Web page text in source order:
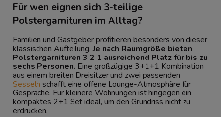
Für wen eignen sich 3-teilige
Polstergarnituren im Alltag?
Familien und Gastgeber profitieren besonders von dieser
klassischen Aufteilung.Je nach Raumgröße bieten
Polstergarnituren 3 2 1 ausreichend Platz für bis zu
sechs Personen. Eine großzügige 3+1+1 Kombination
aus einem breiten Dreisitzer und zwei passenden
Sesseln schafft eine offene Lounge-Atmosphäre für
Gespräche. Für kleinere Wohnungen ist hingegen ein
kompaktes 2+1 Set ideal, um den Grundriss nicht zu
erdrücken.